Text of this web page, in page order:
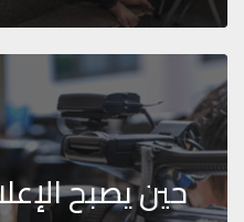
حين يصبح